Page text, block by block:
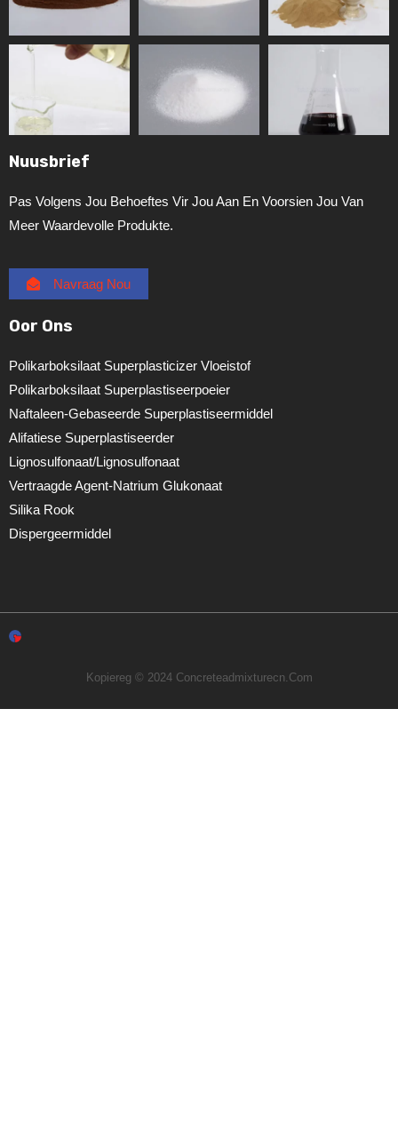
Nuusbrief
Pas Volgens Jou Behoeftes Vir Jou Aan En Voorsien Jou Van
Meer Waardevolle Produkte.
Navraag Nou
Oor Ons
Polikarboksilaat Superplasticizer Vloeistof
Polikarboksilaat Superplastiseerpoeier
Naftaleen-Gebaseerde Superplastiseermiddel
Alifatiese Superplastiseerder
Lignosulfonaat/lignosulfonaat
Vertraagde Agent-Natrium Glukonaat
Silika Rook
Dispergeermiddel
Kopiereg © 2024 Concreteadmixturecn.com